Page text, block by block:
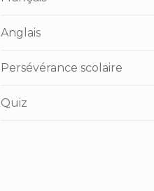
Anglais
Persévérance scolaire
Quiz